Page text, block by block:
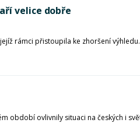
velice dobře
rámci přistoupila ke zhoršení výhledu.
období ovlivnily situaci na českých i